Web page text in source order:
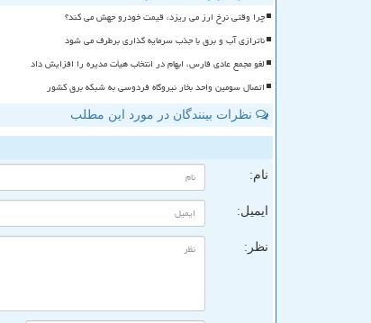
چرا وقتی نرخ ارز می ریزد، قیمت خودرو جهش می کند؟
ناترازی آب و برق با جذب سرمایه گذاری برطرف می شود
لغو مجمع عادی فارس، ابهام در انتخاب هیأت مدیره را افزایش داد
اتصال سومین واحد بخار نیروگاه فردوسی به شبکه برق کشور
نظرات بینندگان در مورد این مطلب
نام:
ایمیل:
نظر: